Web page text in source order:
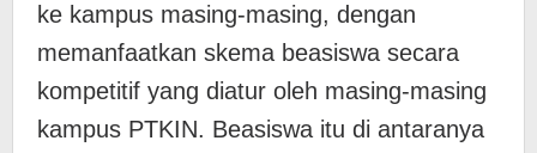
ke kampus masing-masing, dengan
memanfaatkan skema beasiswa secara
kompetitif yang diatur oleh masing-masing
kampus PTKIN. Beasiswa itu di antaranya